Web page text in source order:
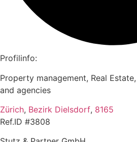
Profilinfo:
Property management, Real
and agencies
Zürich, Bezirk Dielsdorf, 8165
Ref.ID #3808